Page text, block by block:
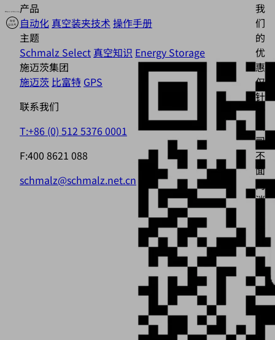
产品
自动化 真空装夹技术 操作手册
主题
Schmalz Select 真空知识 Energy Storage
施迈茨集团
施迈茨 比富特 GPS
联系我们
T:+86 (0) 512 5376 0001
F:400 8621 088
schmalz@schmalz.net.cn
我
们
的
优
惠
仅
针
对
司，
不
面
向
消